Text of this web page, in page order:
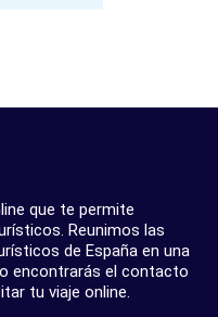
que te permite
Reunimos las
de España en una
encontrarás el contacto
tu viaje online.